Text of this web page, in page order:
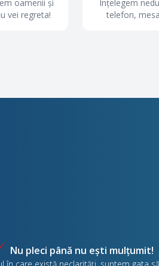
oamenii și
vei regreta!
Înțelegem
telefon,
Nu pleci până nu ești mulțumit!